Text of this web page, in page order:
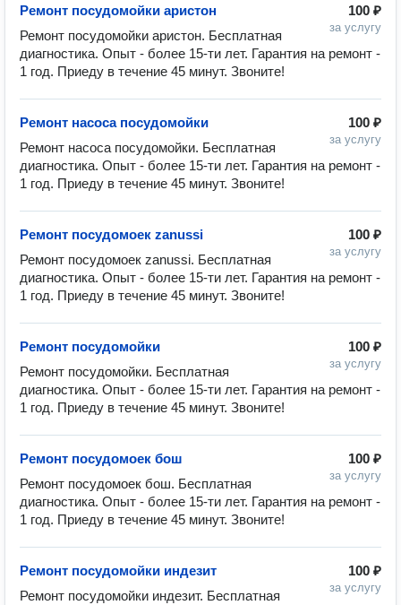
100 ₽
за услугу
Ремонт посудомойки аристон
Ремонт посудомойки аристон. Бесплатная
диагностика. Опыт - более 15-ти лет. Гарантия на ремонт -
1 год. Приеду в течение 45 минут. Звоните!
100 ₽
за услугу
Ремонт насоса посудомойки
Ремонт насоса посудомойки. Бесплатная
диагностика. Опыт - более 15-ти лет. Гарантия на ремонт -
1 год. Приеду в течение 45 минут. Звоните!
100 ₽
за услугу
Ремонт посудомоек zanussi
Ремонт посудомоек zanussi. Бесплатная
диагностика. Опыт - более 15-ти лет. Гарантия на ремонт -
1 год. Приеду в течение 45 минут. Звоните!
100 ₽
за услугу
Ремонт посудомойки
Ремонт посудомойки. Бесплатная
диагностика. Опыт - более 15-ти лет. Гарантия на ремонт -
1 год. Приеду в течение 45 минут. Звоните!
100 ₽
за услугу
Ремонт посудомоек бош
Ремонт посудомоек бош. Бесплатная
диагностика. Опыт - более 15-ти лет. Гарантия на ремонт -
1 год. Приеду в течение 45 минут. Звоните!
100 ₽
за услугу
Ремонт посудомойки индезит
Ремонт посудомойки индезит. Бесплатная